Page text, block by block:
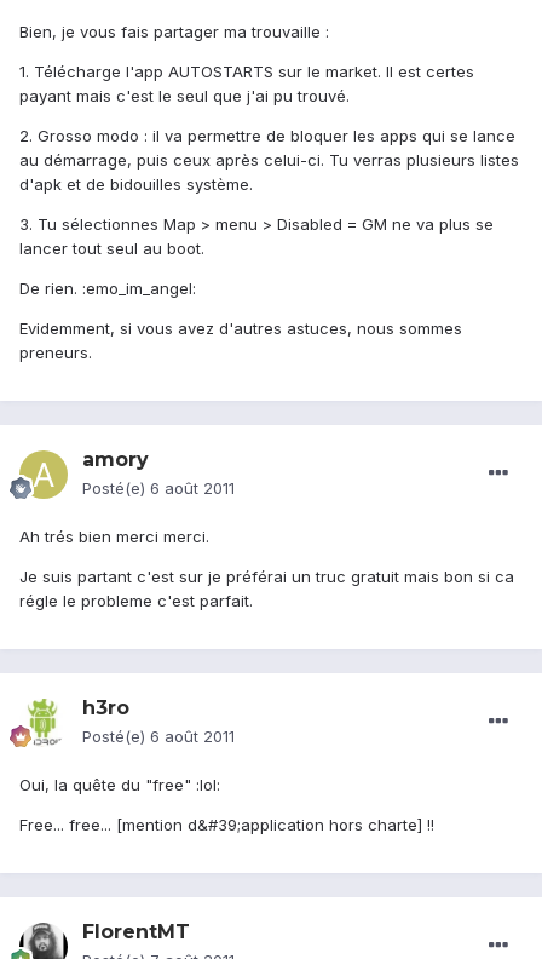
Bien, je vous fais partager ma trouvaille :
1. Télécharge l'app AUTOSTARTS sur le market. Il est certes
payant mais c'est le seul que j'ai pu trouvé.
2. Grosso modo : il va permettre de bloquer les apps qui se lance
au démarrage, puis ceux après celui-ci. Tu verras plusieurs listes
d'apk et de bidouilles système.
3. Tu sélectionnes Map > menu > Disabled = GM ne va plus se
lancer tout seul au boot.
De rien. :emo_im_angel:
Evidemment, si vous avez d'autres astuces, nous sommes
preneurs.
amory
Posté(e) 6 août 2011
Ah trés bien merci merci.
Je suis partant c'est sur je préférai un truc gratuit mais bon si ca
régle le probleme c'est parfait.
h3ro
Posté(e) 6 août 2011
Oui, la quête du "free" :lol:
Free... free... [mention d&#39;application hors charte] !!
FlorentMT